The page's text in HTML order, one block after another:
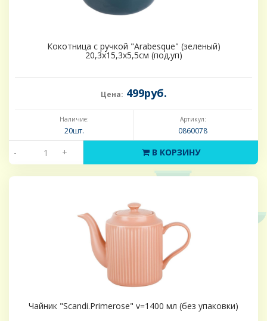
Кокотница с ручкой "Arabesque" (зеленый)
20,3х15,3х5,5см (под.уп)
Цена: 499руб.
Наличие:
20шт.
Артикул:
0860078
- + В КОРЗИНУ
Чайник "Scandi.Primerose" v=1400 мл (без упаковки)